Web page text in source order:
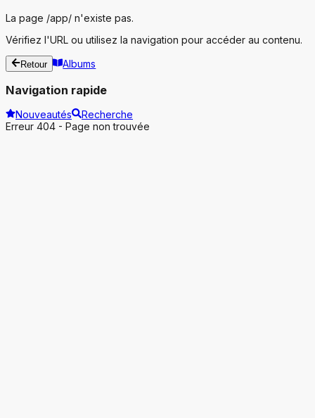
La page /app/ n'existe pas.
Vérifiez l'URL ou utilisez la navigation pour accéder au contenu.
Retour Albums
Navigation rapide
Nouveautés
Recherche
Erreur 404 - Page non trouvée